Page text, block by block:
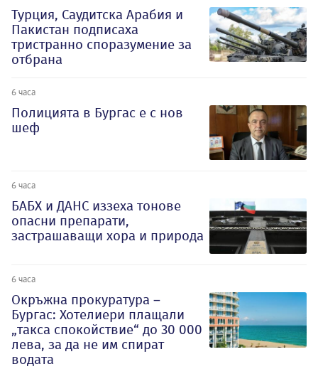
Турция, Саудитска Арабия и
Пакистан подписаха
тристранно споразумение за
отбрана
6 часа
Полицията в Бургас е с нов
шеф
6 часа
БАБХ и ДАНС иззеха тонове
опасни препарати,
застрашаващи хора и природа
6 часа
Окръжна прокуратура –
Бургас: Хотелиери плащали
„такса спокойствие“ до 30 000
лева, за да не им спират
водата